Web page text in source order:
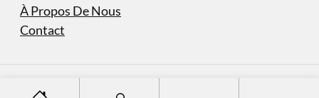
À Propos De Nous
Contact
Copyright © 2023